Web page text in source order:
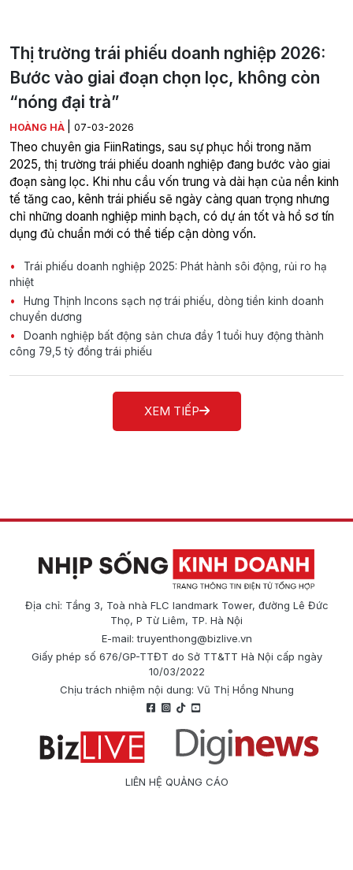
Thị trường trái phiếu doanh nghiệp 2026:
Bước vào giai đoạn chọn lọc, không còn
“nóng đại trà”
HOÀNG HÀ 07-03-2026
Theo chuyên gia FiinRatings, sau sự phục hồi trong năm
2025, thị trường trái phiếu doanh nghiệp đang bước vào giai
đoạn sàng lọc. Khi nhu cầu vốn trung và dài hạn của nền kinh
tế tăng cao, kênh trái phiếu sẽ ngày càng quan trọng nhưng
chỉ những doanh nghiệp minh bạch, có dự án tốt và hồ sơ tín
dụng đủ chuẩn mới có thể tiếp cận dòng vốn.
Trái phiếu doanh nghiệp 2025: Phát hành sôi động, rủi ro hạ
nhiệt
Hưng Thịnh Incons sạch nợ trái phiếu, dòng tiền kinh doanh
chuyển dương
Doanh nghiệp bất động sản chưa đầy 1 tuổi huy động thành
công 79,5 tỷ đồng trái phiếu
XEM TIẾP
Địa chỉ: Tầng 3, Toà nhà FLC landmark Tower, đường Lê Đức
Thọ, P Từ Liêm, TP. Hà Nội
E-mail:truyenthong@bizlive.vn
Giấy phép số 676/GP-TTĐT do Sở TT&TT Hà Nội cấp ngày
10/03/2022
Chịu trách nhiệm nội dung: Vũ Thị Hồng Nhung
LIÊN HỆ QUẢNG CÁO